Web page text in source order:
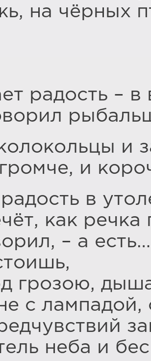
на чёрных
радость – в
и
и
в
как речка
– а есть…
грозою,
с лампадой,
неба и